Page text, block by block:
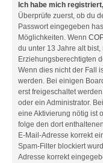
Ich habe mich
Überprüfe zuerst, ob du
Passwort eingegeben
Möglichkeiten. Wenn
du unter 13 Jahre alt
Erziehungsberechtigten
Wenn dies nicht der Fall
werden. Bei einigen
erst freigeschaltet
oder ein Administrator.
eine Aktivierung nötig ist
folge den dort
E-Mail-Adresse korrekt
Spam-Filter blockiert
Adresse korrekt